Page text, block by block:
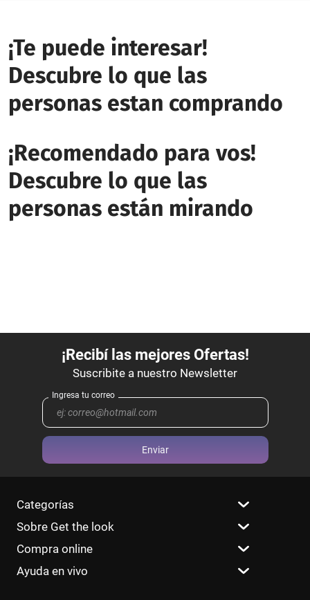
¡Te puede interesar!
Descubre lo que las
personas estan comprando
¡Recomendado para vos!
Descubre lo que las
personas están mirando
Enviar
Categorías
Sobre Get the look
Compra online
Ayuda en vivo